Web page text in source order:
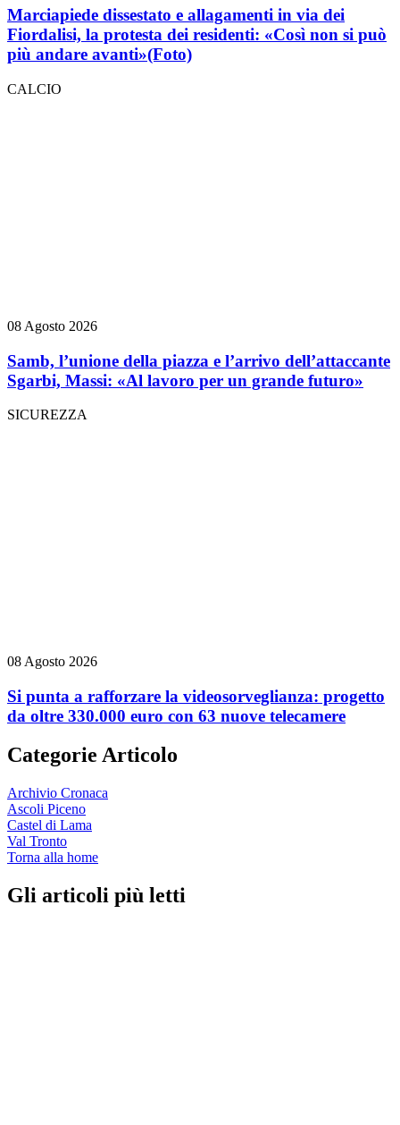
Marciapiede dissestato e allagamenti in via dei
Fiordalisi, la protesta dei residenti: «Così non si può
più andare avanti»(Foto)
CALCIO
08 Agosto 2026
Samb, l’unione della piazza e l’arrivo dell’attaccante
Sgarbi, Massi: «Al lavoro per un grande futuro»
SICUREZZA
08 Agosto 2026
Si punta a rafforzare la videosorveglianza: progetto
da oltre 330.000 euro con 63 nuove telecamere
Categorie Articolo
Archivio Cronaca
Ascoli Piceno
Castel di Lama
Val Tronto
Torna alla home
Gli articoli più letti